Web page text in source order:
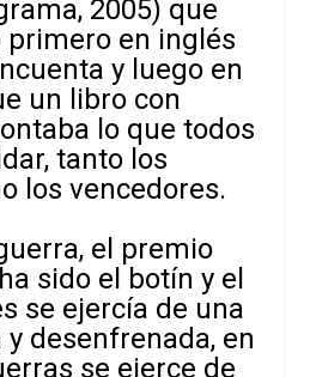
2005) que
en inglés
y luego en
un libro con
lo que todos
tanto los
los vencedores.
el premio
sido el botín y el
se ejercía de una
desenfrenada, en
se ejerce de